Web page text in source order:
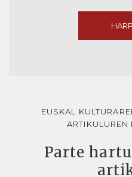
EUSKAL
Parte